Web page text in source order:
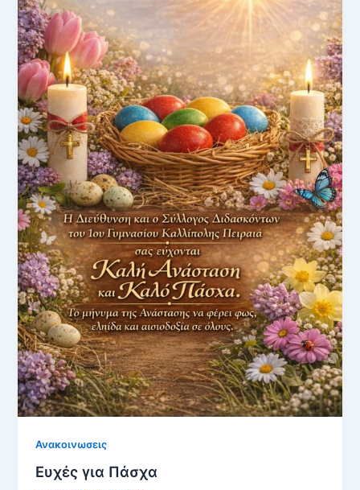
Ανακοινωσεις
Ευχές για Πάσχα